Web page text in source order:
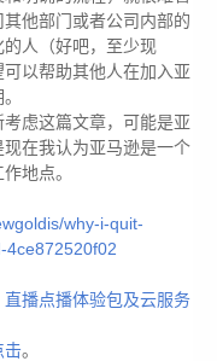
他部门或者公司内部的
人（好吧，至少现
以帮助其他人在加入亚
虑这篇文章，可能是亚
在我认为亚马逊是一个
地点。
why-i-quit-
4ce872520f02
播点播体验包及云服务
击。